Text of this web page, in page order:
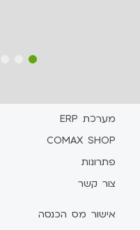
מערכת ERP
COMAX SHOP
פתרונות
צור קשר
אישור מס הכנסה